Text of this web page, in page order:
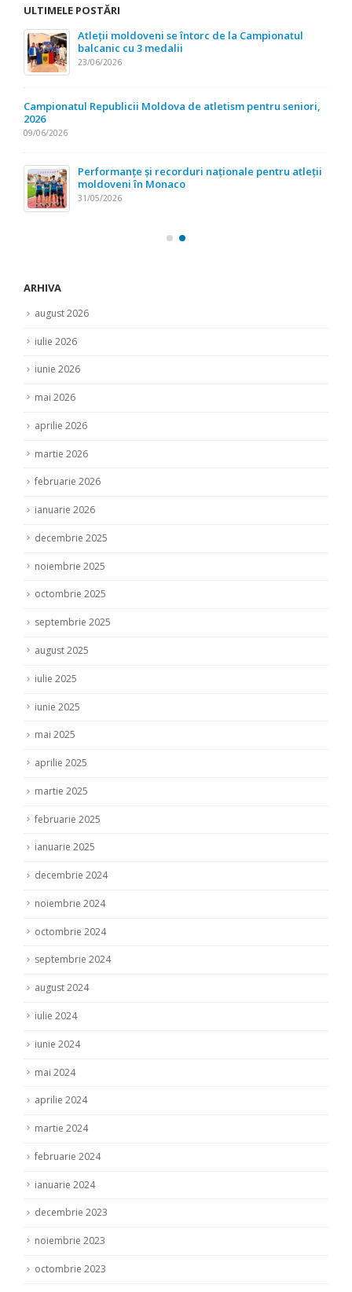
ULTIMELE POSTĂRI
Atleții moldoveni se întorc de la Campionatul
balcanic cu 3 medalii
23/06/2026
Campionatul Republicii Moldova de atletism pentru seniori,
2026
09/06/2026
Performanțe și recorduri naționale pentru atleții
moldoveni în Monaco
31/05/2026
ARHIVA
august 2026
iulie 2026
iunie 2026
mai 2026
aprilie 2026
martie 2026
februarie 2026
ianuarie 2026
decembrie 2025
noiembrie 2025
octombrie 2025
septembrie 2025
august 2025
iulie 2025
iunie 2025
mai 2025
aprilie 2025
martie 2025
februarie 2025
ianuarie 2025
decembrie 2024
noiembrie 2024
octombrie 2024
septembrie 2024
august 2024
iulie 2024
iunie 2024
mai 2024
aprilie 2024
martie 2024
februarie 2024
ianuarie 2024
decembrie 2023
noiembrie 2023
octombrie 2023